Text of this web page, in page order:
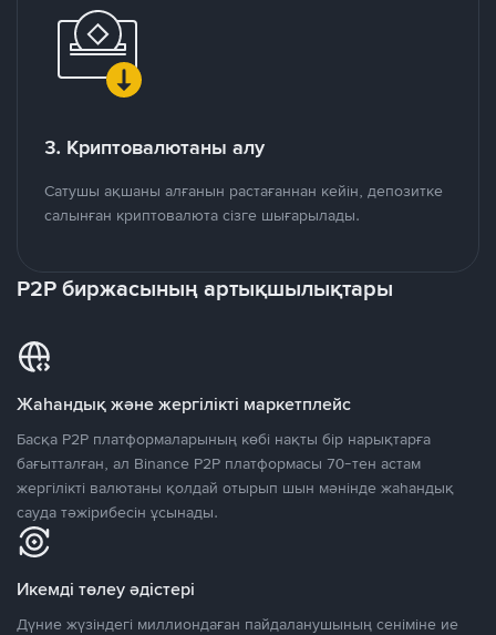
3. Криптовалютаны алу
Сатушы ақшаны алғанын растағаннан кейін, депозитке
салынған криптовалюта сізге шығарылады.
P2P биржасының артықшылықтары
Жаһандық және жергілікті маркетплейс
Басқа P2P платформаларының көбі нақты бір нарықтарға
бағытталған, ал Binance P2P платформасы 70-тен астам
жергілікті валютаны қолдай отырып шын мәнінде жаһандық
сауда тәжірибесін ұсынады.
Икемді төлеу әдістері
Дүние жүзіндегі миллиондаған пайдаланушының сеніміне ие